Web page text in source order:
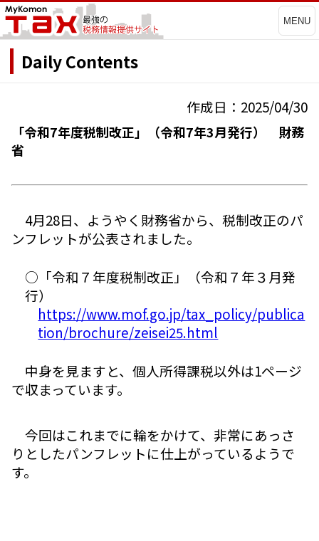
MENU
Daily Contents
作成日：2025/04/30
「令和7年度税制改正」（令和7年3月発行） 財務
省
4月28日、ようやく財務省から、税制改正のパ
ンフレットが公表されました。
○「令和７年度税制改正」（令和７年３月発
行）
https://www.mof.go.jp/tax_policy/publica
tion/brochure/zeisei25.html
中身を見ますと、個人所得課税以外は1ページ
で収まっています。
今回はこれまでに輪をかけて、非常にあっさ
りとしたパンフレットに仕上がっているようで
す。